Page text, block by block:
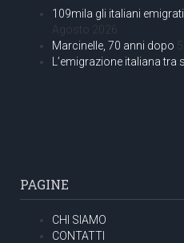
109mila gli italiani
Agosto 2026
Marcinelle, 70 anni dopo
L’emigrazione italiana tra
PAGINE
CHI SIAMO
CONTATTI